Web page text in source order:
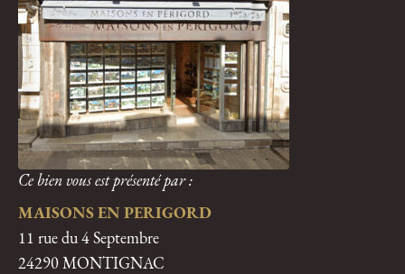
Ce bien vous est présenté par :
MAISONS EN PERIGORD
11 rue du 4 Septembre
24290 MONTIGNAC